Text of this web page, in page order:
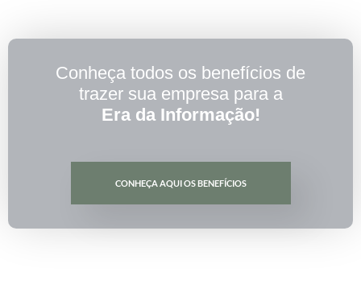
Conheça todos os benefícios de
trazer sua empresa para a
Era da Informação!
CONHEÇA AQUI OS BENEFÍCIOS